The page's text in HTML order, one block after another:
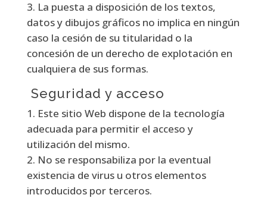
La puesta a disposición de los textos,
datos y dibujos gráficos no implica en ningún
caso la cesión de su titularidad o la
concesión de un derecho de explotación en
cualquiera de sus formas.
Seguridad y acceso
Este sitio Web dispone de la tecnología
adecuada para permitir el acceso y
utilización del mismo.
No se responsabiliza por la eventual
existencia de virus u otros elementos
introducidos por terceros.